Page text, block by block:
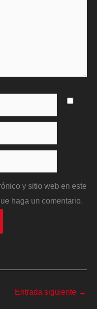
y sitio web en este
haga un comentario.
Entrada siguiente →